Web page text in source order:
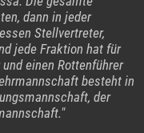
dann in jeder
Stellvertreter,
jede Fraktion hat für
einen Rottenführer
besteht in
der